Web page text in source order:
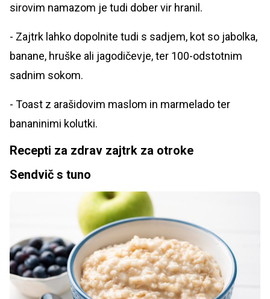
sirovim namazom je tudi dober vir hranil.
- Zajtrk lahko dopolnite tudi s sadjem, kot so jabolka,
banane, hruške ali jagodičevje, ter 100-odstotnim
sadnim sokom.
- Toast z arašidovim maslom in marmelado ter
bananinimi kolutki.
Recepti za zdrav zajtrk za otroke
Sendvič s tuno